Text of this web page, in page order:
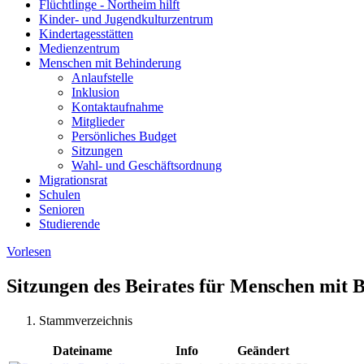
Flüchtlinge - Northeim hilft
Kinder- und Jugendkulturzentrum
Kindertagesstätten
Medienzentrum
Menschen mit Behinderung
Anlaufstelle
Inklusion
Kontaktaufnahme
Mitglieder
Persönliches Budget
Sitzungen
Wahl- und Geschäftsordnung
Migrationsrat
Schulen
Senioren
Studierende
Vorlesen
Sitzungen des Beirates für Menschen mit
Stammverzeichnis
Dateiname Info
Geändert